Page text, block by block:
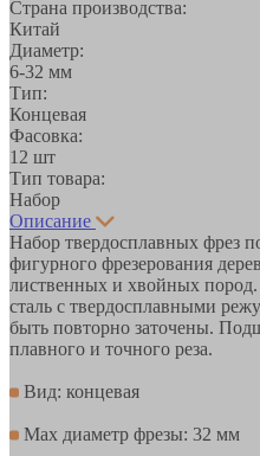
Страна производства:
Китай
Диаметр:
6-32 мм
Тип:
Концевая
Фасовка:
12 шт
Тип товара:
Набор
Описание
Набор твердосплавных фрез
фигурного фрезерования
лиственных и хвойных
сталь с твердосплавными
быть повторно заточены.
плавного и точного реза.
Вид: концевая
Max диаметр фрезы: 32 мм